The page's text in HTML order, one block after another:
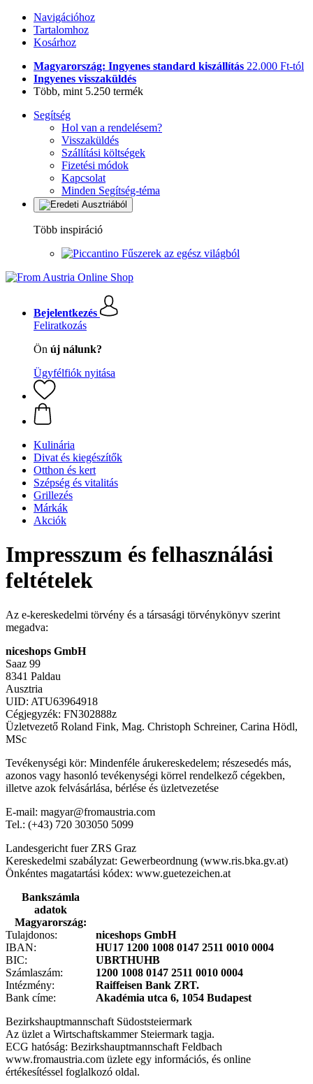
Navigációhoz
Tartalomhoz
Kosárhoz
Magyarország: Ingyenes standard kiszállítás 22.000 Ft-tól
Ingyenes visszaküldés
Több, mint 5.250 termék
Segítség
Hol van a rendelésem?
Visszaküldés
Szállítási költségek
Fizetési módok
Kapcsolat
Minden Segítség-téma
Több inspiráció
Fűszerek az egész világból
Bejelentkezés
Feliratkozás
Ön új nálunk?
Ügyfélfiók nyitása
Kulinária
Divat és kiegészítők
Otthon és kert
Szépség és vitalitás
Grillezés
Márkák
Akciók
Impresszum és felhasználási
feltételek
Az e-kereskedelmi törvény és a társasági törvénykönyv szerint
megadva:
niceshops GmbH
Saaz 99
8341 Paldau
Ausztria
UID: ATU63964918
Cégjegyzék: FN302888z
Üzletvezető Roland Fink, Mag. Christoph Schreiner, Carina Hödl,
MSc
Tevékenységi kör: Mindenféle árukereskedelem; részesedés más,
azonos vagy hasonló tevékenységi körrel rendelkező cégekben,
illetve azok felvásárlása, bérlése és üzletvezetése
E-mail: magyar@fromaustria.com
Tel.: (+43) 720 303050 5099
Landesgericht fuer ZRS Graz
Kereskedelmi szabályzat: Gewerbeordnung (www.ris.bka.gv.at)
Önkéntes magatartási kódex: www.guetezeichen.at
Bankszámla
adatok
Magyarország:
Tulajdonos:
niceshops GmbH
IBAN:
HU17 1200 1008 0147 2511 0010 0004
BIC:
UBRTHUHB
Számlaszám:
1200 1008 0147 2511 0010 0004
Intézmény:
Raiffeisen Bank ZRT.
Bank címe:
Akadémia utca 6, 1054 Budapest
Bezirkshauptmannschaft Südoststeiermark
Az üzlet a Wirtschaftskammer Steiermark tagja.
ECG hatóság: Bezirkshauptmannschaft Feldbach
www.fromaustria.com üzlete egy információs, és online
értékesítéssel foglalkozó oldal.